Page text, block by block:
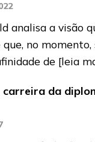
analisa a visão
no momento,
de [leia
carreira da